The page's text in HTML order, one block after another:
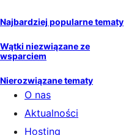
Najbardziej popularne tematy
Wątki niezwiązane ze
wsparciem
Nierozwiązane tematy
O nas
Aktualności
Hosting